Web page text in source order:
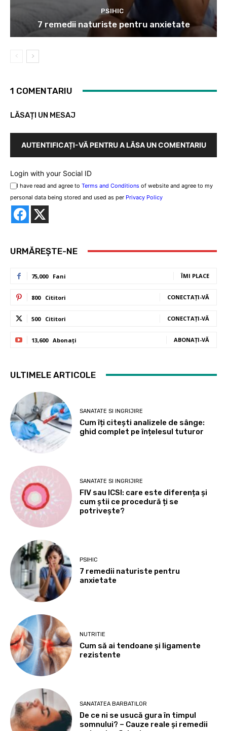
PSIHIC
7 remedii naturiste pentru anxietate
1 COMENTARIU
LĂSAȚI UN MESAJ
AUTENTIFICAȚI-VĂ PENTRU A LĂSA UN COMENTARIU
Login with your Social ID
I have read and agree to Terms and Conditions of website and agree to my
personal data being stored and used as per Privacy Policy
URMĂREȘTE-NE
75,000 Fani ÎMI PLACE
800 Cititori CONECTAȚI-VĂ
500 Cititori CONECTAȚI-VĂ
13,600 Abonați ABONAȚI-VĂ
ULTIMELE ARTICOLE
SANATATE SI INGRIJIRE
Cum îți citești analizele de sânge:
ghid complet pe înțelesul tuturor
SANATATE SI INGRIJIRE
FIV sau ICSI: care este diferența și
cum știi ce procedură ți se
potrivește?
PSIHIC
7 remedii naturiste pentru
anxietate
NUTRITIE
Cum să ai tendoane şi ligamente
rezistente
SANATATEA BARBATILOR
De ce ni se usucă gura în timpul
somnului? – Cauze reale și remedii